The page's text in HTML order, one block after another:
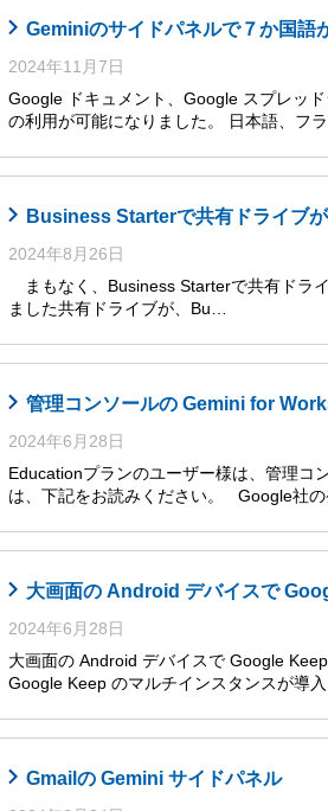
Geminiのサイドパネルで７か国語
2024年11月7日
Google ドキュメント、Google スプレッ
の利用が可能になりました。 日本語、フ
Business Starterで共有ドライブ
2024年8月26日
まもなく、Business Starterで共有ド
ました共有ドライブが、Bu…
管理コンソールの Gemini for
2024年6月28日
Educationプランのユーザー様は、管理コ
は、下記をお読みください。 Google社
大画面の Android デバイスで
2024年6月28日
大画面の Android デバイスで Google
Google Keep のマルチインスタンスが導
Gmailの Gemini サイドパネル